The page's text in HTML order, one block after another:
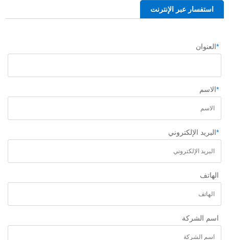
استفسار عبر الإنترنت
*العنوان
*الاسم
*البريد الإلكتروني
الهاتف
اسم الشركة